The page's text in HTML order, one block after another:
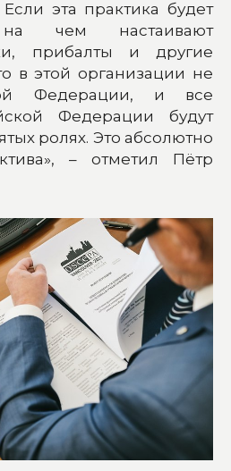
эта практика будет
на чем настаивают
прибалты и другие
в этой организации не
Федерации, и все
Федерации будут
ролях. Это абсолютно
– отметил Пётр